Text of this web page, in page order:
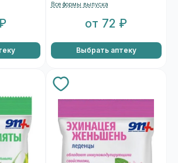
Все формы выпуска
от 72 ₽
Выбрать аптеку